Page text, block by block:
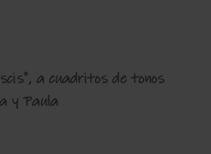
a cuadritos de tonos
y Paula